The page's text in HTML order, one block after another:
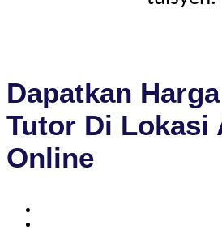
Dapatkan
Tutor Di Lokasi
Online